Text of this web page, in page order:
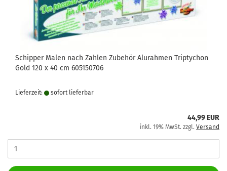
Schipper Malen nach Zahlen Zubehör Alurahmen Triptychon
Gold 120 x 40 cm 605150706
Lieferzeit: sofort lie­fer­bar
44,99 EUR
inkl. 19% MwSt. zzgl. Versand